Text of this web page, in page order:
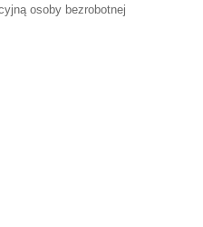
osoby bezrobotnej